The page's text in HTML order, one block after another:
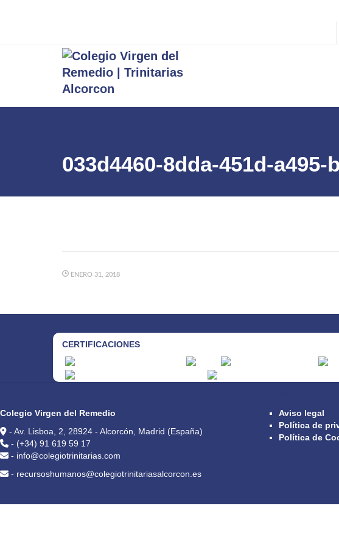
033d4460-8dda-451d-a495-
ENERO 31, 2018
CERTIFICACIONES
Colegio Virgen del Remedio
- Av. Lisboa, 2, 28924 - Alcorcón, Madrid (España)
- (+34) 91 619 59 17
- info@colegiotrinitarias.com
- recursoshumanos@colegiotrinitariasalcorcon.es
Aviso legal
Política de
Política de